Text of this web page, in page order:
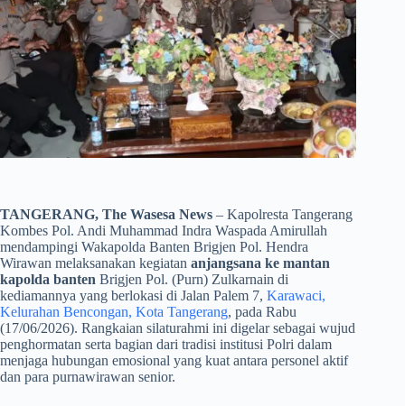
TANGERANG, The Wasesa News – Kapolresta Tangerang
Kombes Pol. Andi Muhammad Indra Waspada Amirullah
mendampingi Wakapolda Banten Brigjen Pol. Hendra
Wirawan melaksanakan kegiatan anjangsana ke mantan
kapolda banten Brigjen Pol. (Purn) Zulkarnain di
kediamannya yang berlokasi di Jalan Palem 7, Karawaci,
Kelurahan Bencongan, Kota Tangerang, pada Rabu
(17/06/2026). Rangkaian silaturahmi ini digelar sebagai wujud
penghormatan serta bagian dari tradisi institusi Polri dalam
menjaga hubungan emosional yang kuat antara personel aktif
dan para purnawirawan senior.